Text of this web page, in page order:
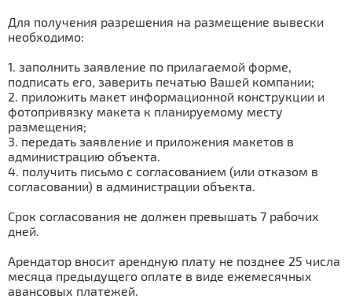
Для получения разрешения на размещение вывески
необходимо:
1. заполнить заявление по прилагаемой форме,
подписать его, заверить печатью Вашей компании;
2. приложить макет информационной конструкции и
фотопривязку макета к планируемому месту
размещения;
3. передать заявление и приложения макетов в
администрацию объекта.
4. получить письмо с согласованием (или отказом в
согласовании) в администрации объекта.
Срок согласования не должен превышать 7 рабочих
дней.
Арендатор вносит арендную плату не позднее 25 числа
месяца предыдущего оплате в виде ежемесячных
авансовых платежей.